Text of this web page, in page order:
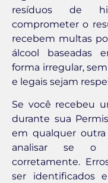
resíduos de
comprometer o
recebem multas
álcool baseadas
forma irregular,
e legais sejam
Se você recebeu
durante sua
em qualquer outra
analisar se o
corretamente.
ser identificados